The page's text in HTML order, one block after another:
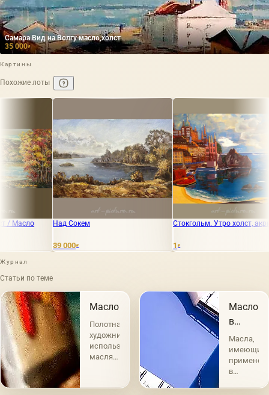
Самара.Вид на Волгу масло,холст
35 000₽
Картины
Похожие лоты
Стокгольм. Утро холст, акрил Берег
Журнал
Статьи по теме
Масло
Полотна
художников
использующих
масляные
самыми
Масло
в
Масла,
имеющие
в
живописи,